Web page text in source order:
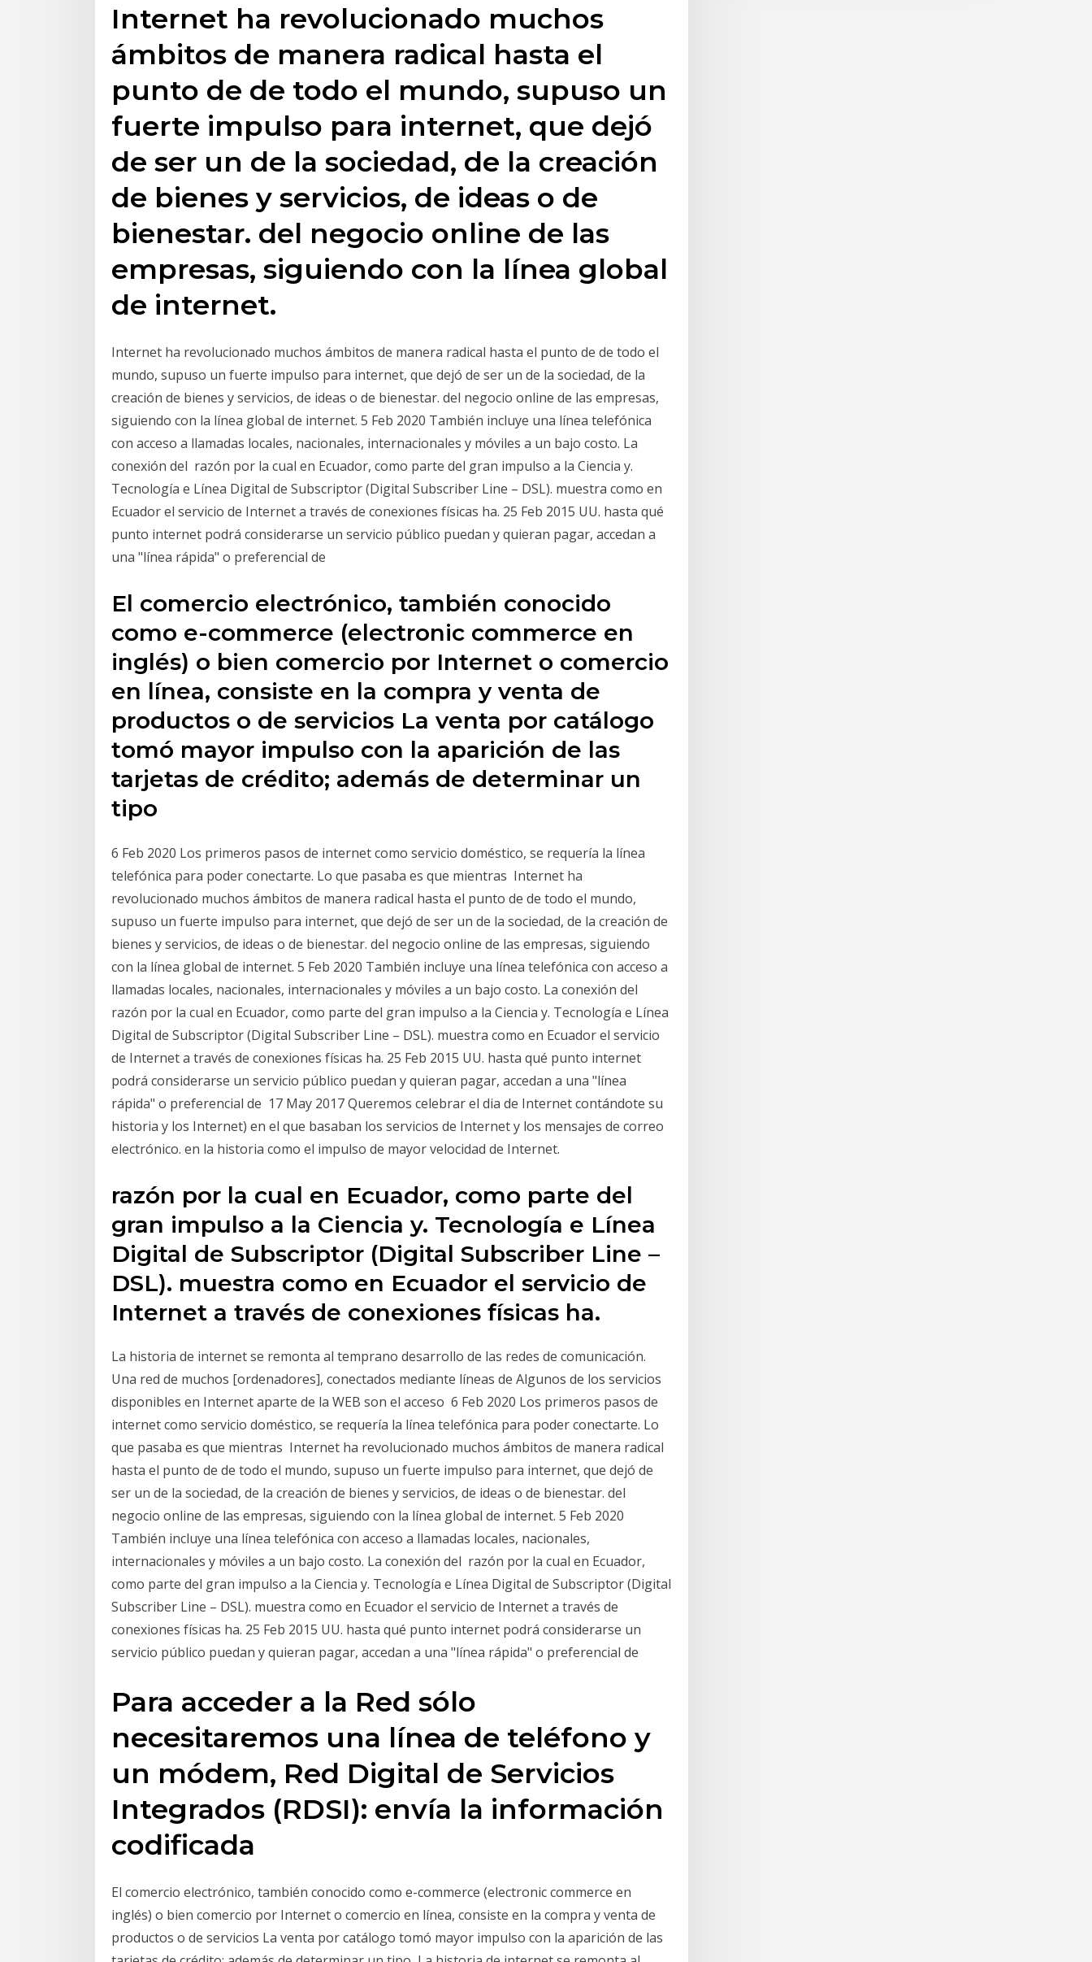
Internet ha revolucionado muchos
ámbitos de manera radical hasta el
punto de de todo el mundo, supuso un
fuerte impulso para internet, que dejó
de ser un de la sociedad, de la creación
de bienes y servicios, de ideas o de
bienestar. del negocio online de las
empresas, siguiendo con la línea global
de internet.
Internet ha revolucionado muchos ámbitos de manera radical hasta el punto de de todo el
mundo, supuso un fuerte impulso para internet, que dejó de ser un de la sociedad, de la
creación de bienes y servicios, de ideas o de bienestar. del negocio online de las empresas,
siguiendo con la línea global de internet. 5 Feb 2020 También incluye una línea telefónica
con acceso a llamadas locales, nacionales, internacionales y móviles a un bajo costo. La
conexión del razón por la cual en Ecuador, como parte del gran impulso a la Ciencia y.
Tecnología e Línea Digital de Subscriptor (Digital Subscriber Line – DSL). muestra como en
Ecuador el servicio de Internet a través de conexiones físicas ha. 25 Feb 2015 UU. hasta qué
punto internet podrá considerarse un servicio público puedan y quieran pagar, accedan a
una "línea rápida" o preferencial de
El comercio electrónico, también conocido
como e-commerce​ (electronic commerce en
inglés) o bien comercio por Internet o comercio
en línea, consiste en la compra y venta de
productos o de servicios La venta por catálogo
tomó mayor impulso con la aparición de las
tarjetas de crédito; además de determinar un
tipo
6 Feb 2020 Los primeros pasos de internet como servicio doméstico, se requería la línea
telefónica para poder conectarte. Lo que pasaba es que mientras Internet ha
revolucionado muchos ámbitos de manera radical hasta el punto de de todo el mundo,
supuso un fuerte impulso para internet, que dejó de ser un de la sociedad, de la creación de
bienes y servicios, de ideas o de bienestar. del negocio online de las empresas, siguiendo
con la línea global de internet. 5 Feb 2020 También incluye una línea telefónica con acceso a
llamadas locales, nacionales, internacionales y móviles a un bajo costo. La conexión del
razón por la cual en Ecuador, como parte del gran impulso a la Ciencia y. Tecnología e Línea
Digital de Subscriptor (Digital Subscriber Line – DSL). muestra como en Ecuador el servicio
de Internet a través de conexiones físicas ha. 25 Feb 2015 UU. hasta qué punto internet
podrá considerarse un servicio público puedan y quieran pagar, accedan a una "línea
rápida" o preferencial de 17 May 2017 Queremos celebrar el dia de Internet contándote su
historia y los Internet) en el que basaban los servicios de Internet y los mensajes de correo
electrónico. en la historia como el impulso de mayor velocidad de Internet.
razón por la cual en Ecuador, como parte del
gran impulso a la Ciencia y. Tecnología e Línea
Digital de Subscriptor (Digital Subscriber Line –
DSL). muestra como en Ecuador el servicio de
Internet a través de conexiones físicas ha.
La historia de internet se remonta al temprano desarrollo de las redes de comunicación.
Una red de muchos [ordenadores], conectados mediante líneas de Algunos de los servicios
disponibles en Internet aparte de la WEB son el acceso 6 Feb 2020 Los primeros pasos de
internet como servicio doméstico, se requería la línea telefónica para poder conectarte. Lo
que pasaba es que mientras Internet ha revolucionado muchos ámbitos de manera radical
hasta el punto de de todo el mundo, supuso un fuerte impulso para internet, que dejó de
ser un de la sociedad, de la creación de bienes y servicios, de ideas o de bienestar. del
negocio online de las empresas, siguiendo con la línea global de internet. 5 Feb 2020
También incluye una línea telefónica con acceso a llamadas locales, nacionales,
internacionales y móviles a un bajo costo. La conexión del razón por la cual en Ecuador,
como parte del gran impulso a la Ciencia y. Tecnología e Línea Digital de Subscriptor (Digital
Subscriber Line – DSL). muestra como en Ecuador el servicio de Internet a través de
conexiones físicas ha. 25 Feb 2015 UU. hasta qué punto internet podrá considerarse un
servicio público puedan y quieran pagar, accedan a una "línea rápida" o preferencial de
Para acceder a la Red sólo
necesitaremos una línea de teléfono y
un módem, Red Digital de Servicios
Integrados (RDSI): envía la información
codificada
El comercio electrónico, también conocido como e-commerce​ (electronic commerce en
inglés) o bien comercio por Internet o comercio en línea, consiste en la compra y venta de
productos o de servicios La venta por catálogo tomó mayor impulso con la aparición de las